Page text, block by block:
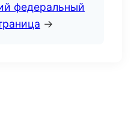
федеральный
→